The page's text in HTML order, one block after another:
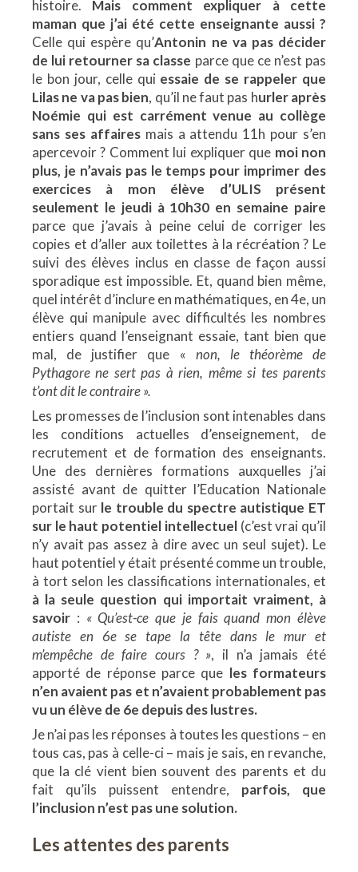
histoire. Mais comment expliquer à cette
maman que j’ai été cette enseignante aussi ?
Celle qui espère qu’Antonin ne va pas décider
de lui retourner sa classe parce que ce n’est pas
le bon jour, celle qui essaie de se rappeler que
Lilas ne va pas bien, qu’il ne faut pas hurler après
Noémie qui est carrément venue au collège
sans ses affairesmais a attendu 11h pour s’en
apercevoir ? Comment lui expliquer que moi non
plus, je n’avais pas le temps pour imprimer des
exercices à mon élève d’ULIS présent
seulement le jeudi à 10h30 en semaine paire
parce que j’avais à peine celui de corriger les
copies et d’aller aux toilettes à la récréation ? Le
suivi des élèves inclus en classe de façon aussi
sporadique est impossible. Et, quand bien même,
quel intérêt d’inclure en mathématiques, en 4e, un
élève qui manipule avec difficultés les nombres
entiers quand l’enseignant essaie, tant bien que
mal, de justifier que « non, le théorème de
Pythagore ne sert pas à rien, même si tes parents
t’ont dit le contraire ».
Les promesses de l’inclusion sont intenables dans
les conditions actuelles d’enseignement, de
recrutement et de formation des enseignants.
Une des dernières formations auxquelles j’ai
assisté avant de quitter l’Education Nationale
portait sur le trouble du spectre autistique ET
sur le haut potentiel intellectuel(c’est vrai qu’il
n’y avait pas assez à dire avec un seul sujet). Le
haut potentiel y était présenté comme un trouble,
à tort selon les classifications internationales, et
à la seule question qui importait vraiment, à
savoir : « Qu’est-ce que je fais quand mon élève
autiste en 6e se tape la tête dans le mur et
m’empêche de faire cours ? », il n’a jamais été
apporté de réponse parce que les formateurs
n’en avaient pas et n’avaient probablement pas
vu un élève de 6e depuis des lustres.
Je n’ai pas les réponses à toutes les questions – en
tous cas, pas à celle-ci – mais je sais, en revanche,
que la clé vient bien souvent des parents et du
fait qu’ils puissent entendre, parfois,
que
l’inclusion n’est pas une solution.
Les attentes des parents